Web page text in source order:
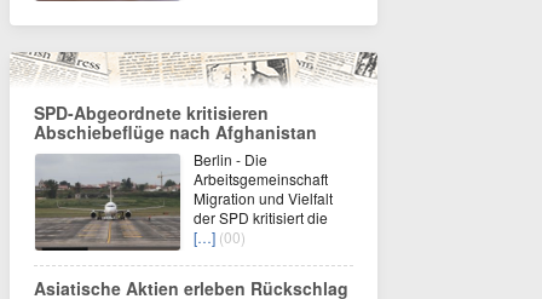
SPD-Abgeordnete kritisieren
Abschiebeflüge nach Afghanistan
Berlin - Die
Arbeitsgemeinschaft
Migration und Vielfalt
der SPD kritisiert die
[…] (00)
Asiatische Aktien erleben Rückschlag